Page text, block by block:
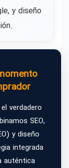
y diseño
verdadero
SEO,
y diseño
integrada
auténtica